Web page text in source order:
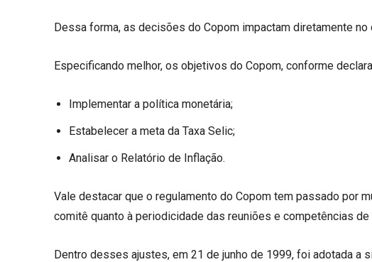
Dessa forma, as decisões do Copom impactam diretamente
Especificando melhor, os objetivos do Copom, conforme
Implementar a política monetária;
Estabelecer a meta da Taxa Selic;
Analisar o Relatório de Inflação.
Vale destacar que o regulamento do Copom tem passado por
comitê quanto à periodicidade das reuniões e competências
Dentro desses ajustes, em 21 de junho de 1999, foi adotada a